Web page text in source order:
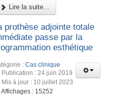
Lire la suite...
prothèse adjointe totale
passe par la
esthétique
:Cas clinique
Publication : 24 juin 2019
Mis à jour : 10 juillet 2023
Affichages : 15252